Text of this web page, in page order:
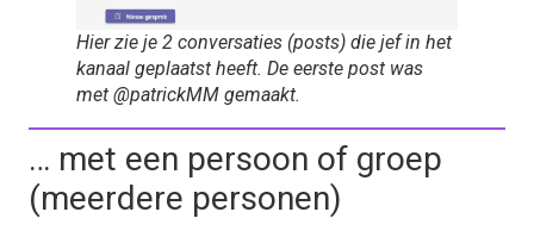
Hier zie je 2 conversaties (posts) die jef in het
kanaal geplaatst heeft. De eerste post was
met @patrickMM gemaakt.
… met een persoon of groep
(meerdere personen)